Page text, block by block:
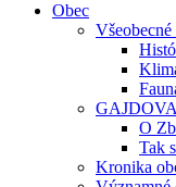
Obec
O
Tak
Kronika